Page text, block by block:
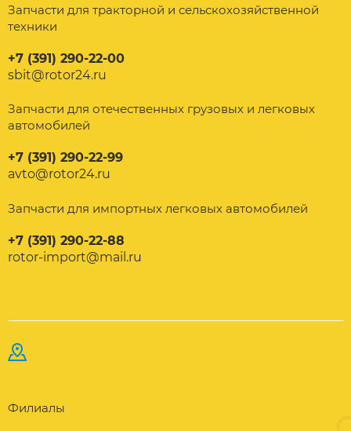
Запчасти для тракторной и сельскохозяйственной
техники
+7 (391) 290-22-00
sbit@rotor24.ru
Запчасти для отечественных грузовых и легковых
автомобилей
+7 (391) 290-22-99
avto@rotor24.ru
Запчасти для импортных легковых автомобилей
+7 (391) 290-22-88
rotor-import@mail.ru
Филиалы